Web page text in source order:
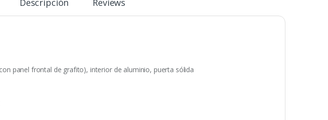
Descripción Reviews
panel frontal de grafito), interior de aluminio, puerta sólida